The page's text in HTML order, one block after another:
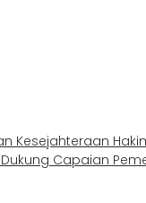
Kesejahteraan
Capaian